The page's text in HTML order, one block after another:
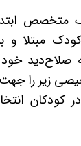
متخصص
مبتلا و
زیر را
کودکان